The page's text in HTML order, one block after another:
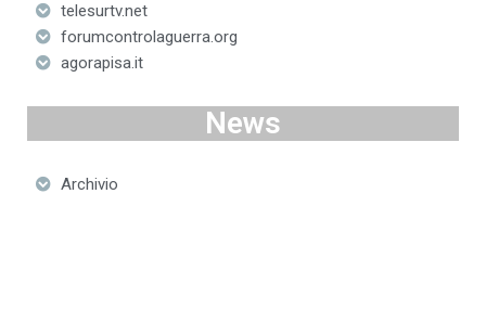
telesurtv.net
forumcontrolaguerra.org
agorapisa.it
News
Archivio